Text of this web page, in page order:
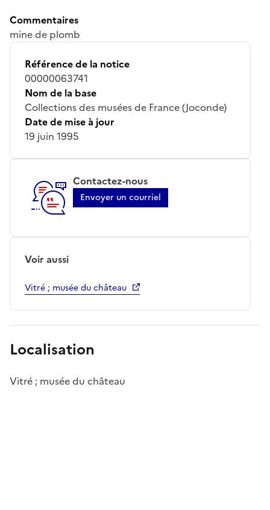
Commentaires
mine de plomb
Référence de la notice
00000063741
Nom de la base
Collections des musées de France (Joconde)
Date de mise à jour
19 juin 1995
Contactez-nous
Envoyer un courriel
Voir aussi
Vitré ; musée du château
Localisation
Vitré ; musée du château